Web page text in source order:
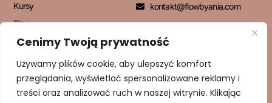
Cenimy Twoją prywatność
Używamy plików cookie, aby ulepszyć komfort
przeglądania, wyświetlać spersonalizowane reklamy i
treści oraz analizować ruch w naszej witrynie. Klikając
Kursy
Blog
Kontakt
kontakt@flowbyania.com
NEWSLETTER